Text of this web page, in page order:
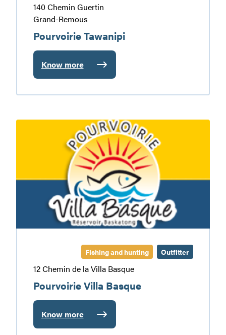
140 Chemin Guertin
Grand-Remous
Pourvoirie Tawanipi
Know more
:
Pourvoirie
Tawanipi
Pourvoirie
Fishing and hunting Outfitter
12 Chemin de la Villa Basque
Pourvoirie Villa Basque
Know more
:
Pourvoirie